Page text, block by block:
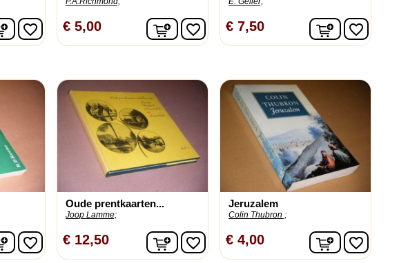
In winkelwagen
favorite_border € 5,00 In winkelwagen
favorite_border € 7,50 Infavorite_border
In winkelwagen
favorite_border
Oude prentkaarten...
Joop Lamme;
€ 12,50 In winkelwagen
favorite_border
Jeruzalem
Colin Thubron ;
€ 4,00 Infavorite_border